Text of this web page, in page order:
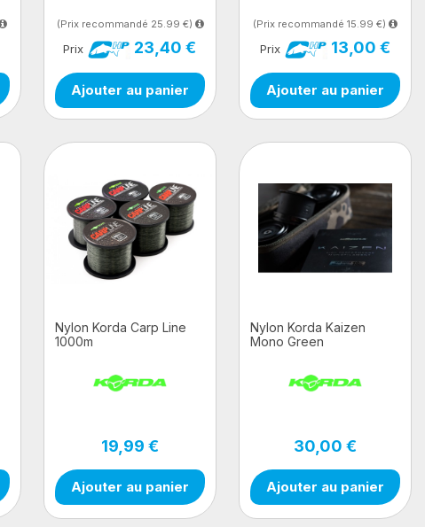
(Prix recommandé 25.99 €)
Prix 23,40 €
Ajouter au panier
(Prix recommandé 15.99 €)
Prix 13,00 €
Ajouter au panier
Nylon Korda Carp Line
1000m
19,99 €
Ajouter au panier
Nylon Korda Kaizen
Mono Green
30,00 €
Ajouter au panier